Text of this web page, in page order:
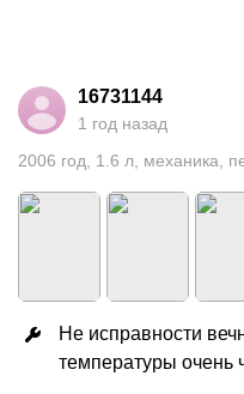
16731144
1 год назад
2006 год 1.6 л механика
Не исправности
температуры очень